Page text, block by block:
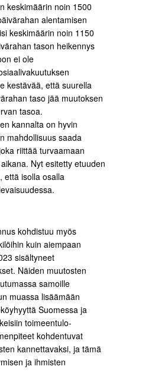
keskimäärin noin 1500
alentamisen
keskimäärin noin 1150
tason heikennys
ei ole
kestävää, että suurella
taso jää muutoksen
tasoa.
kannalta on hyvin
mahdollisuus saada
riittää turvaamaan
Nyt esitetty etuuden
että isolla osalla
kohdistuu myös
kuin aiempaan
sisältyneet
Näiden muutosten
samoille
muassa lisäämään
Suomessa ja
toimeentulo-
kohdentuvat
kannettavaksi, ja tämä
ja ihmisten